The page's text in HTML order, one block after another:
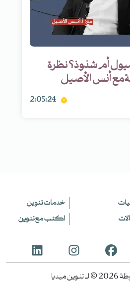
أم شذوذ؟ نظرة
مع أنس الأصيل
2:05:24
خدمات تنوين
اكتب مع تنوين